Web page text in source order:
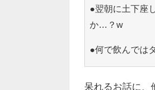
●翌朝に土下座
か…？w
●何で飲んでは
呆れるお話に、